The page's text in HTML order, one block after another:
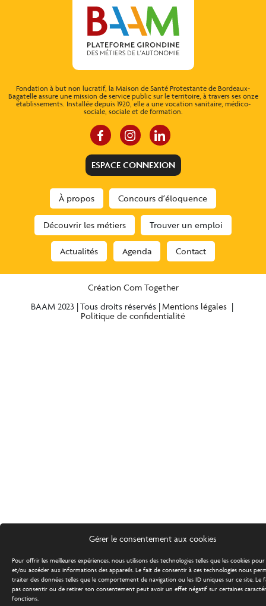
Gérer le consentement aux cookies
Pour offrir les meilleures expériences, nous utilisons des technologies telles que les cookies
et/ou accéder aux informations des appareils. Le fait de consentir à ces technologies nous
traiter des données telles que le comportement de navigation ou les ID uniques sur ce site. Le
pas consentir ou de retirer son consentement peut avoir un effet négatif sur certaines
fonctions.
Fondation à but non lucratif, la Maison de Santé Protestante de Bordeaux-
Bagatelle assure une mission de service public sur le territoire, à travers ses onze
établissements. Installée depuis 1920, elle a une vocation sanitaire, médico-
sociale, sociale et de formation.
ESPACE CONNEXION
À propos Concours d’éloquence
Découvrir les métiers Trouver un emploi
Actualités Agenda Contact
Création Com Together
BAAM 2023 Tous droits réservés Mentions légales
Politique de confidentialité